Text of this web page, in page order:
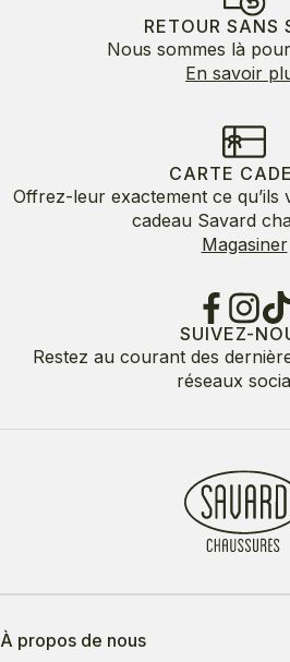
RETOUR SANS
Nous sommes là
En savoir
CARTE
Offrez-leur exactement ce qu’ils
cadeau Savard
Magasiner
SUIVEZ-
Restez au courant des
réseaux
À propos de nous